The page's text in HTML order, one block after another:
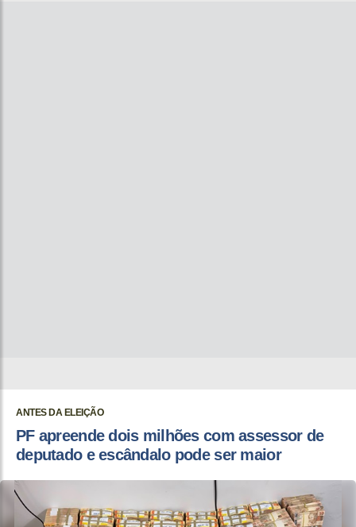
ANTES DA ELEIÇÃO
PF apreende dois milhões com assessor de
deputado e escândalo pode ser maior